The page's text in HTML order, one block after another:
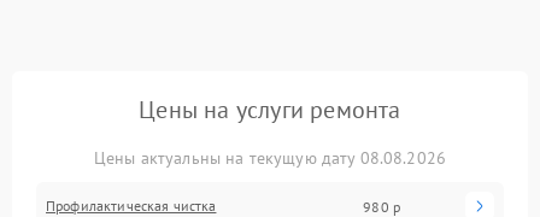
Цены на услуги ремонта
Цены актуальны на текущую дату 08.08.2026
Профилактическая чистка 980 р